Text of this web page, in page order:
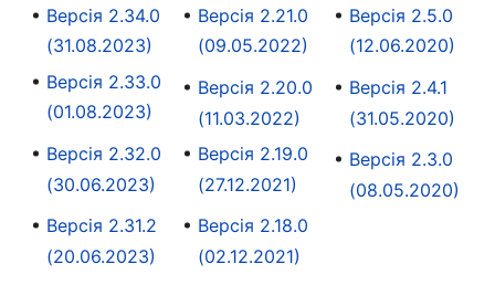
Версія 2.34.0
(31.08.2023)
Версія 2.33.0
(01.08.2023)
Версія 2.32.0
(30.06.2023)
Версія 2.31.2
(20.06.2023)
Версія 2.21.0
(09.05.2022)
Версія 2.20.0
(11.03.2022)
Версія 2.19.0
(27.12.2021)
Версія 2.18.0
(02.12.2021)
Версія 2.5.0
(12.06.2020)
Версія 2.4.1
(31.05.2020)
Версія 2.3.0
(08.05.2020)